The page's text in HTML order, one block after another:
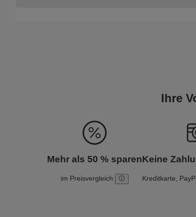
Ihre
Mehr als 50 % sparen
im Preisvergleich
Keine
Kreditkarte,